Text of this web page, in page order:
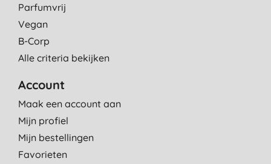
Parfumvrij
Vegan
B-Corp
Alle criteria bekijken
Account
Maak een account aan
Mijn profiel
Mijn bestellingen
Favorieten